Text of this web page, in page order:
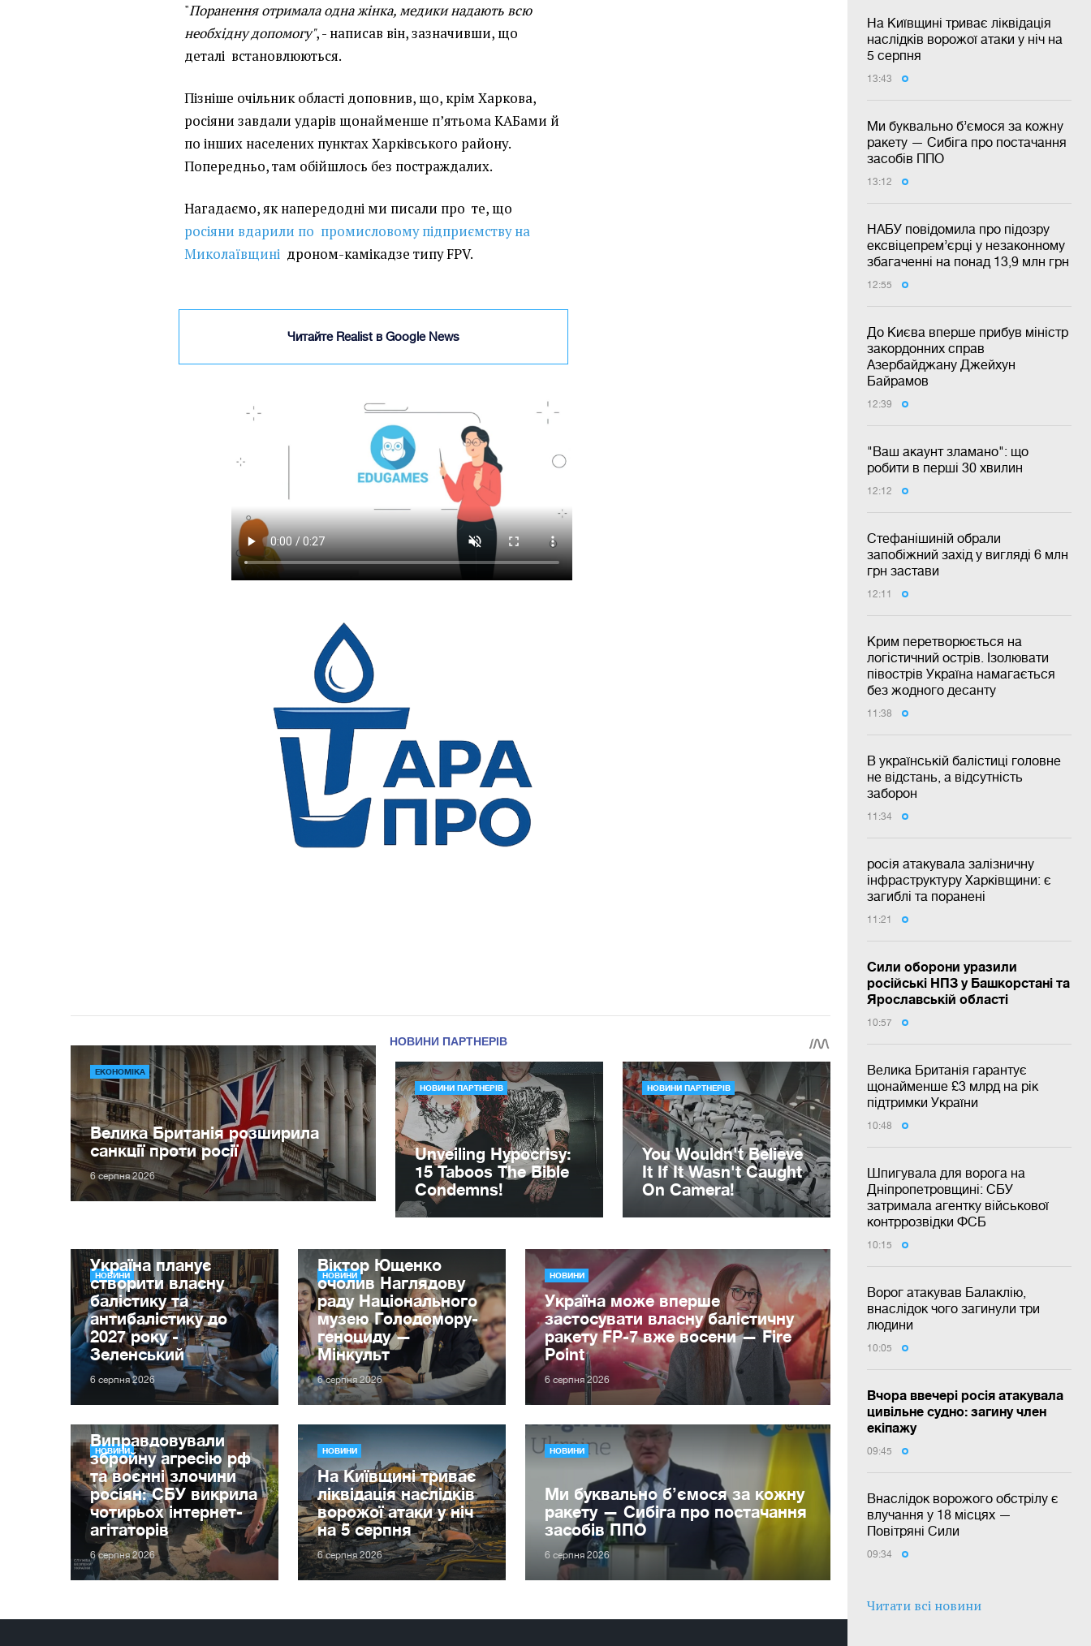
На Київщині триває ліквідація
наслідків ворожої атаки у ніч на
5 серпня
13:43
Ми буквально б’ємося за кожну
ракету — Сибіга про постачання
засобів ППО
13:12
НАБУ повідомила про підозру
ексвіцепрем’єрці у незаконному
збагаченні на понад 13,9 млн грн
12:55
До Києва вперше прибув міністр
закордонних справ
Азербайджану Джейхун
Байрамов
12:39
"Ваш акаунт зламано": що
робити в перші 30 хвилин
12:12
Стефанішиній обрали
запобіжний захід у вигляді 6 млн
грн застави
12:11
Крим перетворюється на
логістичний острів. Ізолювати
півострів Україна намагається
без жодного десанту
11:38
В українській балістиці головне
не відстань, а відсутність
заборон
11:34
росія атакувала залізничну
інфраструктуру Харківщини: є
загиблі та поранені
11:21
Сили оборони уразили
російські НПЗ у Башкорстані та
Ярославській області
10:57
Велика Британія гарантує
щонайменше £3 млрд на рік
підтримки України
10:48
Шпигувала для ворога на
Дніпропетровщині: СБУ
затримала агентку військової
контррозвідки ФСБ
10:15
Ворог атакував Балаклію,
внаслідок чого загинули три
людини
10:05
Вчора ввечері росія атакувала
цивільне судно: загину член
екіпажу
09:45
Внаслідок ворожого обстрілу є
влучання у 18 місцях —
Повітряні Сили
09:34
Читати всі новини
"Поранення отримала одна жінка, медики надають всю
необхідну допомогу", - написав він, зазначивши, що
деталі встановлюються.
Пізніше очільник області доповнив, що, крім Харкова,
росіяни завдали ударів щонайменше пʼятьома КАБами й
по інших населених пунктах Харківського району.
Попередньо, там обійшлось без постраждалих.
Нагадаємо, як напередодні ми писали про те, що
росіяни вдарили по промисловому підприємству на
Миколаївщині дроном-камікадзе типу FPV.
Читайте Realist в Google News
ЕКОНОМІКА
Велика Британія розширила
санкції проти росії
6 серпня 2026
НОВИНИ
Україна планує
створити власну
балістику та
антибалістику до
2027 року -
Зеленський
6 серпня 2026
НОВИНИ
Віктор Ющенко
очолив Наглядову
раду Національного
музею Голодомору-
геноциду —
Мінкульт
6 серпня 2026
НОВИНИ
Україна може вперше
застосувати власну балістичну
ракету FP-7 вже восени — Fire
Point
6 серпня 2026
НОВИНИ
Виправдовували
збройну агресію рф
та воєнні злочини
росіян: СБУ викрила
чотирьох інтернет-
агітаторів
6 серпня 2026
НОВИНИ
На Київщині триває
ліквідація наслідків
ворожої атаки у ніч
на 5 серпня
6 серпня 2026
НОВИНИ
Ми буквально б’ємося за кожну
ракету — Сибіга про постачання
засобів ППО
6 серпня 2026